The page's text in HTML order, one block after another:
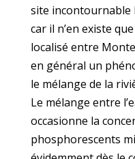
site incontournable
car il n’en existe
localisé entre
en général un
le mélange de la
Le mélange entre
occasionne la
phosphorescents